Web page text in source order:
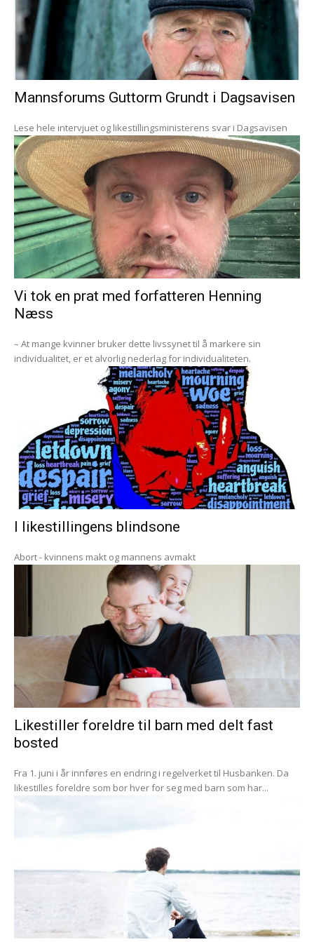
Mannsforums Guttorm Grundt i Dagsavisen
Lese hele intervjuet og likestillingsministerens svar i Dagsavisen
Vi tok en prat med forfatteren Henning
Næss
– At mange kvinner bruker dette livssynet til å markere sin
individualitet, er et alvorlig nederlag for individualiteten.
I likestillingens blindsone
Abort - kvinnens makt og mannens avmakt
Likestiller foreldre til barn med delt fast
bosted
Fra 1. juni i år innføres en endring i regelverket til Husbanken. Da
likestilles foreldre som bor hver for seg med barn som har...